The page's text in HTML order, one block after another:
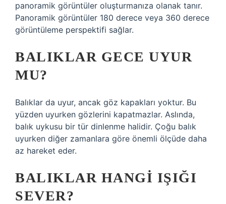
panoramik görüntüler oluşturmanıza olanak tanır.
Panoramik görüntüler 180 derece veya 360 derece
görüntüleme perspektifi sağlar.
BALIKLAR GECE UYUR
MU?
Balıklar da uyur, ancak göz kapakları yoktur. Bu
yüzden uyurken gözlerini kapatmazlar. Aslında,
balık uykusu bir tür dinlenme halidir. Çoğu balık
uyurken diğer zamanlara göre önemli ölçüde daha
az hareket eder.
BALIKLAR HANGI IŞIĞI
SEVER?